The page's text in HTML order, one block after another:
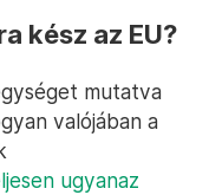
kész az EU?
mutatva
valójában a
ugyanaz